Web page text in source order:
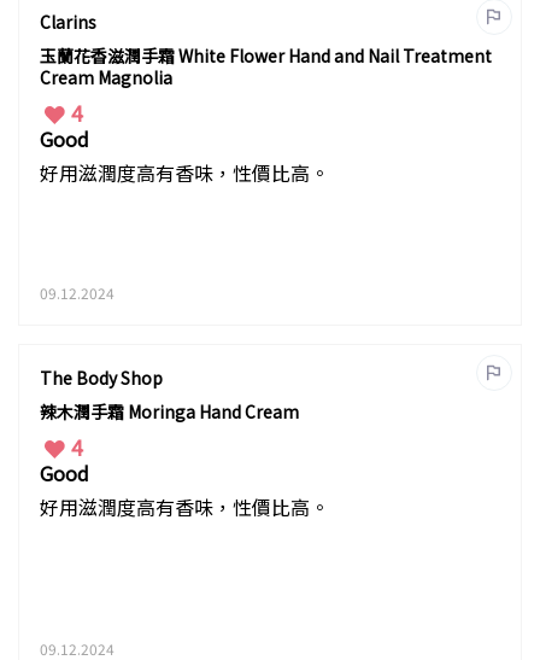
Clarins
玉蘭花香滋潤手霜 White Flower Hand and Nail Treatment
Cream Magnolia
4
Good
好用滋潤度高有香味，性價比高。
09.12.2024
The Body Shop
辣木潤手霜 Moringa Hand Cream
4
Good
好用滋潤度高有香味，性價比高。
09.12.2024